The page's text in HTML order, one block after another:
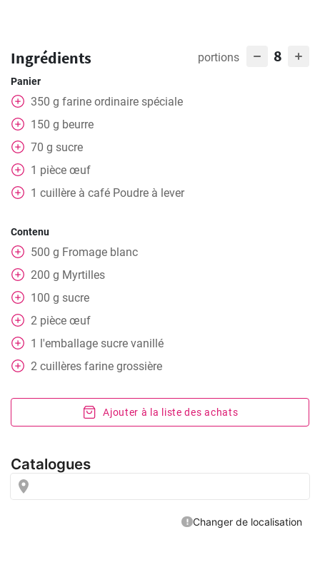
Ingrédients portions 8
Panier
350 g farine ordinaire spéciale
150 g beurre
70 g sucre
1 pièce œuf
1 cuillère à café Poudre à lever
Contenu
500 g Fromage blanc
200 g Myrtilles
100 g sucre
2 pièce œuf
1 l'emballage sucre vanillé
2 cuillères farine grossière
Ajouter à la liste des achats